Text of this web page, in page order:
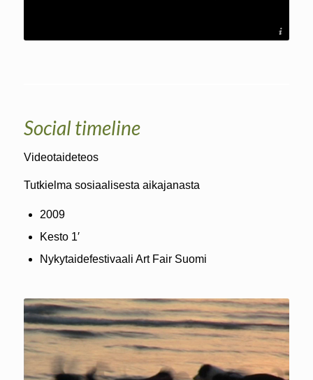
Social timeline
Videotaideteos
Tutkielma sosiaalisesta aikajanasta
2009
Kesto 1′
Nykytaidefestivaali Art Fair Suomi